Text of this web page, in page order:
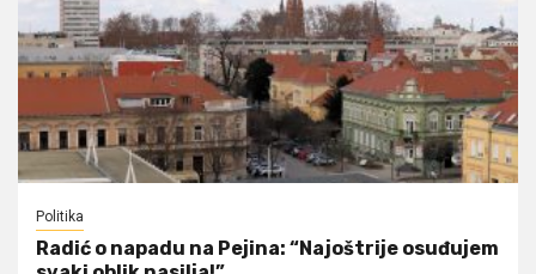
Politika
Radić o napadu na Pejina: “Najoštrije osuđujem